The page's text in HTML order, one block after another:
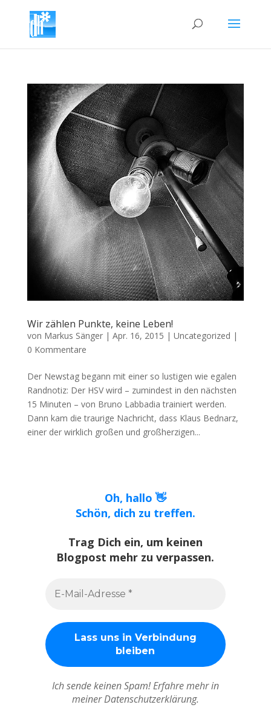
Wir zählen Punkte, keine Leben!
von Markus Sänger| Apr. 16, 2015 | Uncategorized |
0 Kommentare
Der Newstag begann mit einer so lustigen wie egalen
Randnotiz: Der HSV wird – zumindest in den nächsten
15 Minuten – von Bruno Labbadia trainiert werden.
Dann kam die traurige Nachricht, dass Klaus Bednarz,
einer der wirklich großen und großherzigen...
Oh, hallo 👋
Schön, dich zu treffen.
Trag Dich ein, um keinen
Blogpost mehr zu verpassen.
Ich sende keinen Spam! Erfahre mehr in
meiner Datenschutzerklärung.